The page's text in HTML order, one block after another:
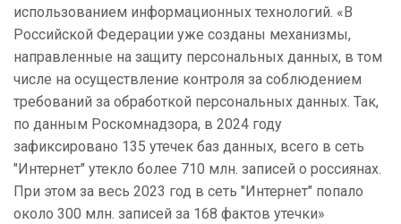
использованием информационных технологий. «В
Российской Федерации уже созданы механизмы,
направленные на защиту персональных данных, в том
числе на осуществление контроля за соблюдением
требований за обработкой персональных данных. Так,
по данным Роскомнадзора, в 2024 году
зафиксировано 135 утечек баз данных, всего в сеть
"Интернет" утекло более 710 млн. записей о россиянах.
При этом за весь 2023 год в сеть "Интернет" попало
около 300 млн. записей за 168 фактов утечки»